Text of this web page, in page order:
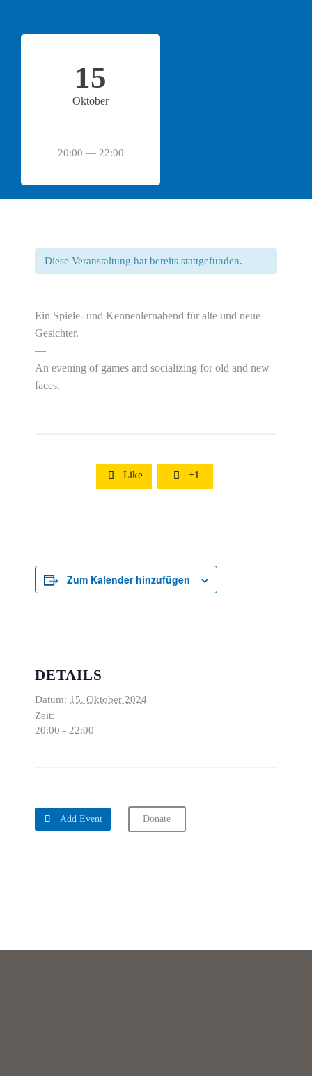
15
Oktober
20:00 — 22:00
Diese Veranstaltung hat bereits stattgefunden.
Ein Spiele- und Kennenlernabend für alte und neue
Gesichter.
—
An evening of games and socializing for old and new
faces.
 Like  +1
Zum Kalender hinzufügen
DETAILS
Datum: 15. Oktober 2024
Zeit:
20:00 - 22:00
 Add Event Donate